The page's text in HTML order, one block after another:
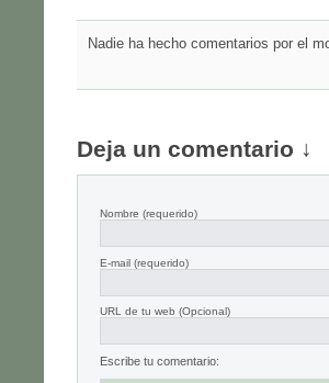
Nadie ha hecho comentarios por el
Deja un comentario ↓
Nombre (requerido)
E-mail (requerido)
URL de tu web (Opcional)
Escribe tu comentario: